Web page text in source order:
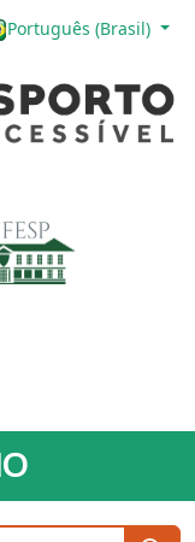
Português (Brasil)